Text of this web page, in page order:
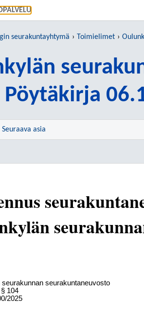
seurakuntayhtymä Toimielimet
Pöytäkirja
Seuraava asia
seurakuntaneuvosto
§ 104
2025